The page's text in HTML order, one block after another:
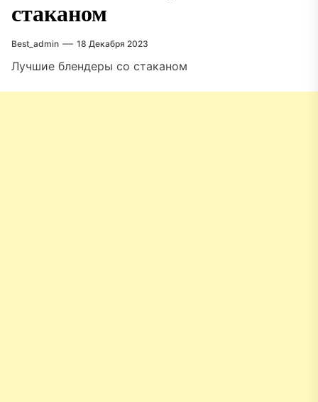
стаканом
Best_admin 18 Декабря 2023
Лучшие блендеры со стаканом